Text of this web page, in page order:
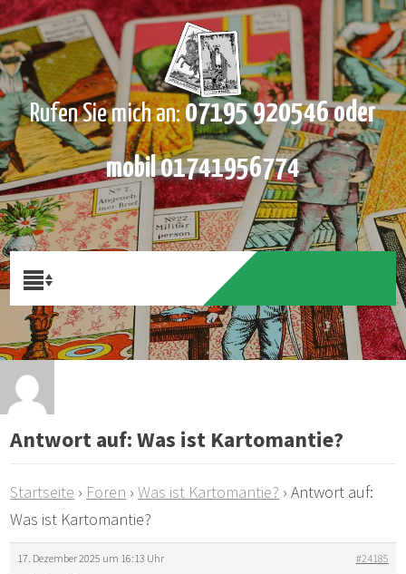
Rufen Sie mich an:07195 920546 oder
mobil 01741956774
Antwort auf: Was ist Kartomantie?
Startseite › Foren › Was ist Kartomantie? › Antwort auf:
Was ist Kartomantie?
17. Dezember 2025 um 16:13 Uhr
#24185